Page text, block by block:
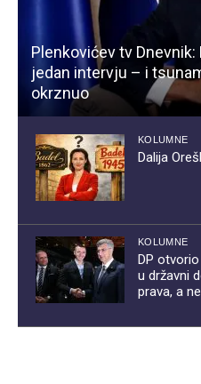
Plenkovićev tv
jedan intervju – i
okrznuo
KOLUMNE
Dalija
KOLUMNE
DP
u državni
prava, a